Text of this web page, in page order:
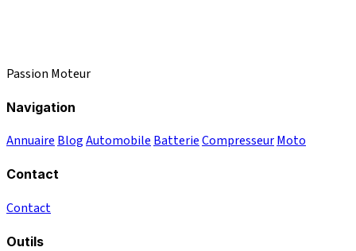
Passion Moteur
Navigation
Annuaire BlogAutomobile BatterieCompresseurMoto
Contact
Contact
Outils